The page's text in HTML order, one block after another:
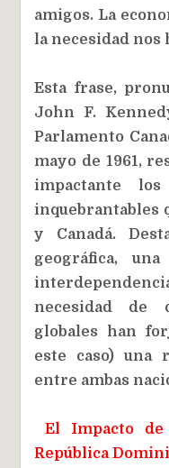
amigos. La
la necesidad nos
Esta frase,
John F.
Parlamento
mayo de 1961,
impactante
inquebrantables
y Canadá.
geográfica,
necesidad de
globales han
este caso) una
entre ambas
El Impacto
República